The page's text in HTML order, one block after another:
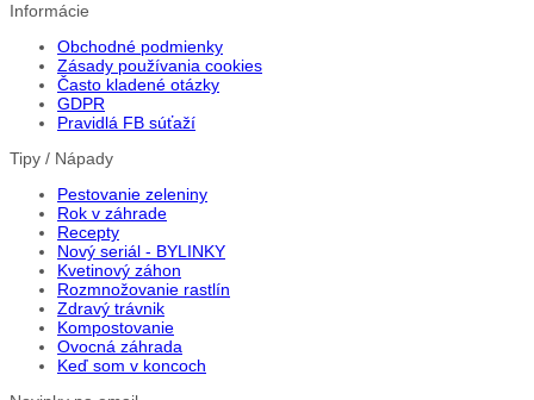
Informácie
Obchodné podmienky
Zásady používania cookies
Často kladené otázky
GDPR
Pravidlá FB súťaží
Tipy / Nápady
Pestovanie zeleniny
Rok v záhrade
Recepty
Nový seriál - BYLINKY
Kvetinový záhon
Rozmnožovanie rastlín
Zdravý trávnik
Kompostovanie
Ovocná záhrada
Keď som v koncoch